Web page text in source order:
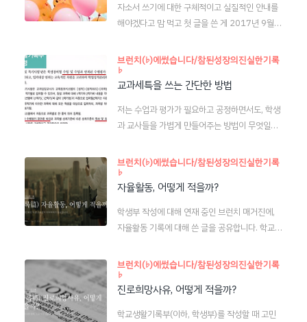
트를 모른다. 학종의 공통평가요소라고 주요 6개
대학이 공개를 했는데, 그런 것도 본 적이 없다. 그
있나?? 그렇게 말하는 사람들에게 알려고 어떤 노
력을 했는지 묻고 싶다. 그렇게 무지한 상태에서
학생들인데 이만큼 무지하다보니, 자신의 있는 그
대로의 장점조차 잘 표현하지 못한다. 그래..
자소서 쓰기에 대한 구체적이고 실질적인 안내를
해야겠다고 맘 먹고 첫 글을 쓴 게 2017년 9월이
으로 하나, 이런 식으로 글 4개만 쓰고 종료하려
했는데 쓰다 보니 자꾸 하고 싶은 말이 많아졌다.
실제로 학생들의 자소서를 첨삭해 주면서 느꼈던
었던 것 같다. 그렇다, 내 자소서 도움 글에는 문제
의식이 있다. 거짓이 판치는 세상에 자기 이해를
있다는 믿음에 기초한다. 그렇게 시작한 글이 3년
째인 이제서야 공통문항 3번을 다루었다. 역시 쓰
고 훌륭한 사례를 풍부하게 제시하지 못한 것이 못
내 아쉽다. 그런데 이 둘은 ..
브런치(♭)에썼습니다/참된성장의진실한기록
♭
교과세특을 쓰는 간단한 방법
저는 수업과 평가가 필요하고 공정하면서도, 학생
과 교사들을 가볍게 만들어주는 방법이 무엇일까
부 기록에 대해서도 같은 지향점을 고민합니다.즉,
어떤 '기록 방법'이 필요하고 공정하면서도, 학생
과 교사들을 가볍게 만들어줄 수 있을지를 고민합
니다. 그리고 이 고민의 출발점은 적어도 학생들이
자기 손으로 자신의 '가짜 성장'을 마치 교사의 판
단인 것처럼 위조하는 비극을 막고 싶은 데에 있습
매거진 : 참된 성장의 진실한 기록)[기록] 교과세
특을 쓰는 간단한 방법 ― 수행평가가 기록의 핵심
입니다.https://brunch.co.kr/@googeo/55
브런치(♭)에썼습니다/참된성장의진실한기록
♭
자율활동, 어떻게 적을까?
학생부 작성에 대해 연재 중인 브런치 매거진에,
자율활동 기록에 대해 쓴 글을 공유합니다. 학교생
항목일 것입니다. 학교별로 운영하는 방식이 굉장
히 다르고, 그에 따라 학생 각각의 특성에 맞는 활
동과 내용이 달라질 여지가 크기 때문입니다. 그러
나 자율활동은 '학생자율'이 아니라, '학교자율'이
브런치(♭)에썼습니다/참된성장의진실한기록
♭
진로희망사유, 어떻게 적을까?
학교생활기록부(이하, 학생부)를 작성할 때 고민